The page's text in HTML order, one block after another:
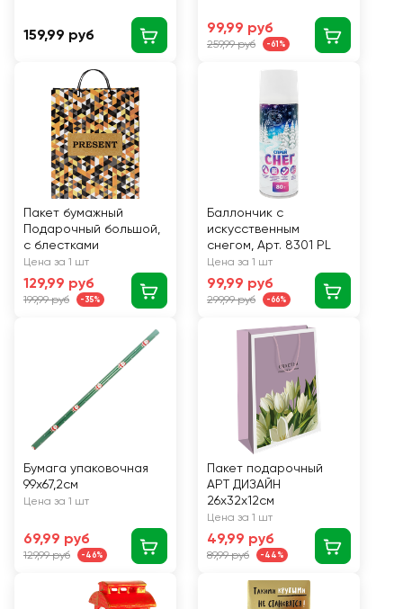
159,99 руб 99,99 руб
259,99 руб -61%
Пакет бумажный
Подарочный большой,
с блестками
Цена за 1 шт
129,99 руб
199,99 руб -35%
Баллончик с
искусственным
снегом, Арт. 8301 PL
Цена за 1 шт
99,99 руб
299,99 руб -66%
Бумага упаковочная
99х67,2см
Цена за 1 шт
69,99 руб
129,99 руб -46%
Пакет подарочный
АРТ ДИЗАЙН
26х32х12см
Цена за 1 шт
49,99 руб
89,99 руб -44%